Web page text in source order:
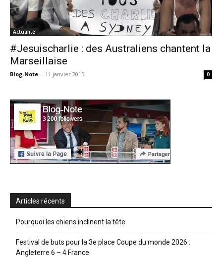
Actualité
#Jesuischarlie : des Australiens chantent la
Marseillaise
Blog-Note - 11 janvier 2015 0
Articles récents
Pourquoi les chiens inclinent la tête
Festival de buts pour la 3e place Coupe du monde 2026 :
Angleterre 6 – 4 France